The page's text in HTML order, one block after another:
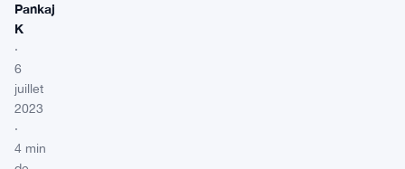
Pankaj
K
·
6
juillet
2023
·
4 min